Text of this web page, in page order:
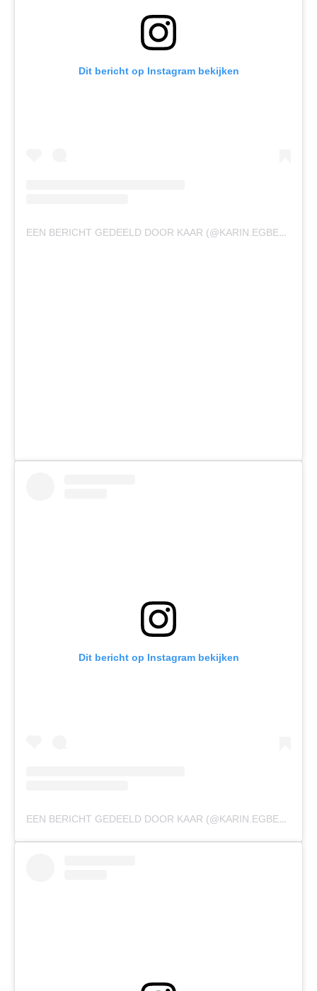
Dit bericht op Instagram bekijken
EEN BERICHT GEDEELD DOOR KAAR (@KARIN.EGBERTS)
Dit bericht op Instagram bekijken
EEN BERICHT GEDEELD DOOR KAAR (@KARIN.EGBERTS)